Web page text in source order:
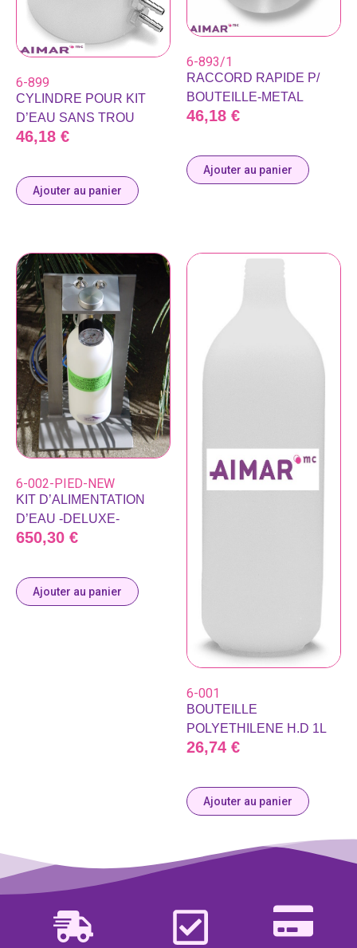
6-899
CYLINDRE POUR KIT
D’EAU SANS TROU
46,18 €
Ajouter au panier
6-893/1
RACCORD RAPIDE P/
BOUTEILLE-METAL
46,18 €
Ajouter au panier
6-002-PIED-NEW
KIT D’ALIMENTATION
D’EAU -DELUXE-
650,30 €
Ajouter au panier
6-001
BOUTEILLE
POLYETHILENE H.D 1L
26,74 €
Ajouter au panier